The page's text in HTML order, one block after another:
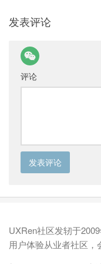
发表评论
评论
UXRen社区发轫于
用户体验从业者社区，